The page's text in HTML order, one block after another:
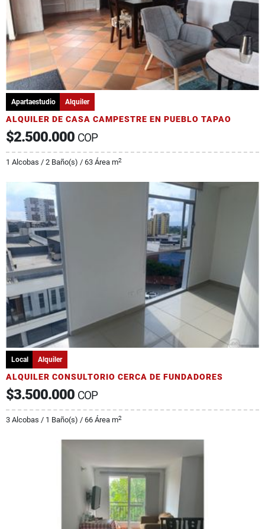
Apartaestudio Alquiler
ALQUILER DE CASA CAMPESTRE EN PUEBLO TAPAO
$2.500.000 COP
1 Alcobas / 2 Baño(s) / 63 Área m2
Local Alquiler
ALQUILER CONSULTORIO CERCA DE FUNDADORES
$3.500.000 COP
3 Alcobas / 1 Baño(s) / 66 Área m2